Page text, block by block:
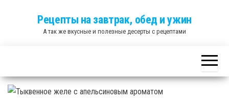
Рецепты на завтрак, обед и ужин
А так же вкусные и полезные десерты с рецептами